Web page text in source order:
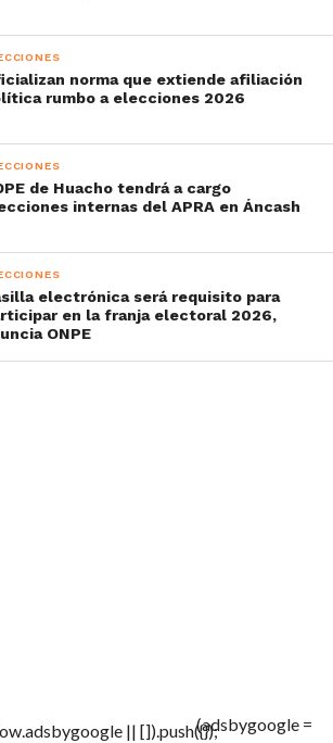
norma que extiende afiliación
rumbo a elecciones 2026
de Huacho tendrá a cargo
internas del APRA en Áncash
electrónica será requisito para
en la franja electoral 2026,
ONPE
(adsbygoogle =
|| []).push({});